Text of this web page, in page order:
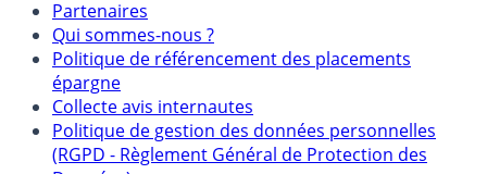
Mentions légales et Conditions d’utilisation
Partenaires
Qui sommes-nous ?
Politique de référencement des placements
épargne
Collecte avis internautes